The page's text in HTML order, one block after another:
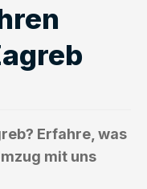
Erfahre, was
mit uns